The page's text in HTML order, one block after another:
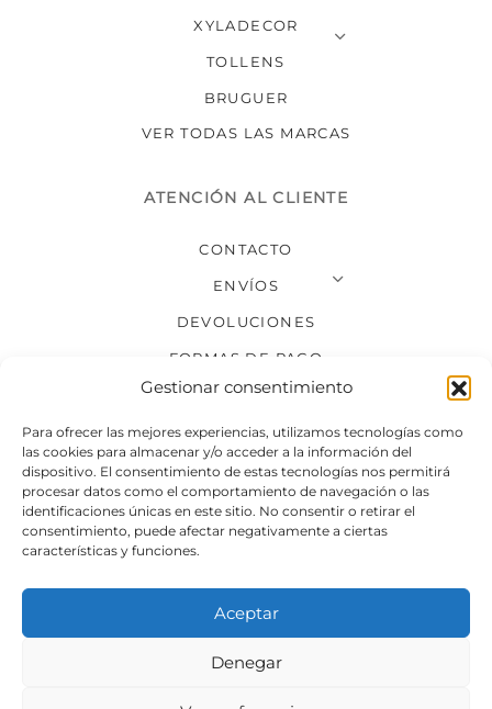
Gestionar consentimiento
Para ofrecer las mejores experiencias, utilizamos tecnologías como
las cookies para almacenar y/o acceder a la información del
dispositivo. El consentimiento de estas tecnologías nos permitirá
procesar datos como el comportamiento de navegación o las
identificaciones únicas en este sitio. No consentir o retirar el
consentimiento, puede afectar negativamente a ciertas
características y funciones.
Aceptar
Denegar
XYLADECOR
TOLLENS
BRUGUER
VER TODAS LAS MARCAS
ATENCIÓN AL CLIENTE
CONTACTO
ENVÍOS
DEVOLUCIONES
FORMAS DE PAGO
SÍGUENOS
Condiciones generales de venta